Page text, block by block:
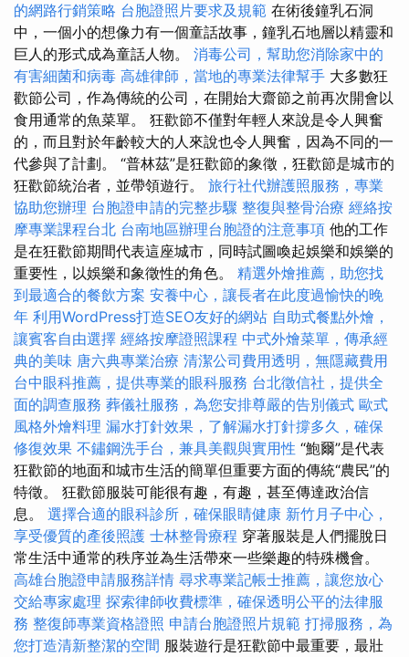
的網路行銷策略 台胞證照片要求及規範 在術後鐘乳石洞
中，一個小的想像力有一個童話故事，鐘乳石地層以精靈和
巨人的形式成為童話人物。 消毒公司，幫助您消除家中的
有害細菌和病毒 高雄律師，當地的專業法律幫手 大多數狂
歡節公司，作為傳統的公司，在開始大齋節之前再次開會以
食用通常的魚菜單。 狂歡節不僅對年輕人來說是令人興奮
的，而且對於年齡較大的人來說也令人興奮，因為不同的一
代參與了計劃。 “普林茲”是狂歡節的象徵，狂歡節是城市的
狂歡節統治者，並帶領遊行。 旅行社代辦護照服務，專業
協助您辦理 台胞證申請的完整步驟 整復與整骨治療 經絡按
摩專業課程台北 台南地區辦理台胞證的注意事項 他的工作
是在狂歡節期間代表這座城市，同時試圖喚起娛樂和娛樂的
重要性，以娛樂和象徵性的角色。 精選外燴推薦，助您找
到最適合的餐飲方案 安養中心，讓長者在此度過愉快的晚
年 利用WordPress打造SEO友好的網站 自助式餐點外燴，
讓賓客自由選擇 經絡按摩證照課程 中式外燴菜單，傳承經
典的美味 唐六典專業治療 清潔公司費用透明，無隱藏費用
台中眼科推薦，提供專業的眼科服務 台北徵信社，提供全
面的調查服務 葬儀社服務，為您安排尊嚴的告別儀式 歐式
風格外燴料理 漏水打針效果，了解漏水打針撐多久，確保
修復效果 不鏽鋼洗手台，兼具美觀與實用性 “鮑爾”是代表
狂歡節的地面和城市生活的簡單但重要方面的傳統“農民”的
特徵。 狂歡節服裝可能很有趣，有趣，甚至傳達政治信
息。 選擇合適的眼科診所，確保眼睛健康 新竹月子中心，
享受優質的產後照護 士林整骨療程 穿著服裝是人們擺脫日
常生活中通常的秩序並為生活帶來一些樂趣的特殊機會。
高雄台胞證申請服務詳情 尋求專業記帳士推薦，讓您放心
交給專家處理 探索律師收費標準，確保透明公平的法律服
務 整復師專業資格證照 申請台胞證照片規範 打掃服務，為
您打造清新整潔的空間 服裝遊行是狂歡節中最重要，最壯